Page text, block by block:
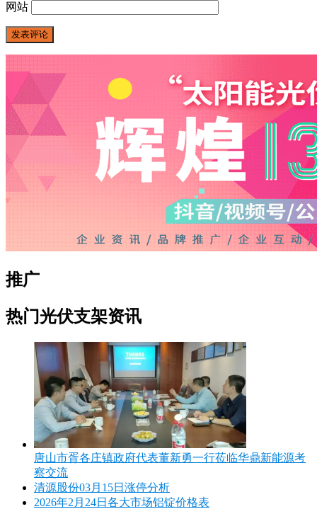
网站
推广
热门光伏支架资讯
唐山市胥各庄镇政府代表董新勇一行莅临华鼎新能源考
察交流
清源股份03月15日涨停分析
2026年2月24日各大市场铝锭价格表